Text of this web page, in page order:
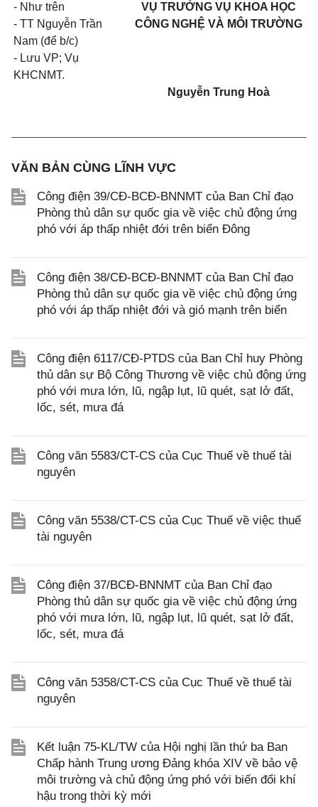
- Như trên
- TT Nguyễn Trần
Nam (để b/c)
- Lưu VP; Vụ
KHCNMT.
VỤ TRƯỞNG VỤ KHOA HỌC
CÔNG NGHỆ VÀ MÔI TRƯỜNG
Nguyễn Trung Hoà
VĂN BẢN CÙNG LĨNH VỰC
Công điện 39/CĐ-BCĐ-BNNMT của Ban Chỉ đạo
Phòng thủ dân sự quốc gia về việc chủ động ứng
phó với áp thấp nhiệt đới trên biển Đông
Công điện 38/CĐ-BCĐ-BNNMT của Ban Chỉ đạo
Phòng thủ dân sự quốc gia về việc chủ động ứng
phó với áp thấp nhiệt đới và gió mạnh trên biển
Công điện 6117/CĐ-PTDS của Ban Chỉ huy Phòng
thủ dân sự Bộ Công Thương về việc chủ động ứng
phó với mưa lớn, lũ, ngập lụt, lũ quét, sạt lở đất,
lốc, sét, mưa đá
Công văn 5583/CT-CS của Cục Thuế về thuế tài
nguyên
Công văn 5538/CT-CS của Cục Thuế về việc thuế
tài nguyên
Công điện 37/BCĐ-BNNMT của Ban Chỉ đạo
Phòng thủ dân sự quốc gia về việc chủ động ứng
phó với mưa lớn, lũ, ngập lụt, lũ quét, sạt lở đất,
lốc, sét, mưa đá
Công văn 5358/CT-CS của Cục Thuế về thuế tài
nguyên
Kết luận 75-KL/TW của Hội nghị lần thứ ba Ban
Chấp hành Trung ương Đảng khóa XIV về bảo vệ
môi trường và chủ động ứng phó với biến đổi khí
hậu trong thời kỳ mới